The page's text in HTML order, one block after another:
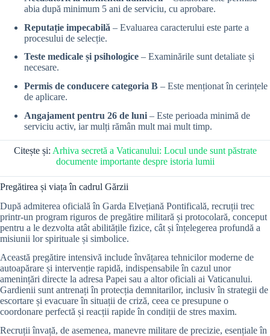
abia după minimum 5 ani de serviciu, cu aprobare.
Reputație impecabilă – Evaluarea caracterului este parte a
procesului de selecție.
Teste medicale și psihologice – Examinările sunt detaliate și
necesare.
Permis de conducere categoria B – Este menționat în cerințele
de aplicare.
Angajament pentru 26 de luni – Este perioada minimă de
serviciu activ, iar mulți rămân mult mai mult timp.
Citește și: Arhiva secretă a Vaticanului: Locul unde sunt păstrate
documente importante despre istoria lumii
Pregătirea și viața în cadrul Gărzii
După admiterea oficială în Garda Elvețiană Pontificală, recruții trec
printr-un program riguros de pregătire militară și protocolară, conceput
pentru a le dezvolta atât abilitățile fizice, cât și înțelegerea profundă a
misiunii lor spirituale și simbolice.
Această pregătire intensivă include învățarea tehnicilor moderne de
autoapărare și intervenție rapidă, indispensabile în cazul unor
amenințări directe la adresa Papei sau a altor oficiali ai Vaticanului.
Gardienii sunt antrenați în protecția demnitarilor, inclusiv în strategii de
escortare și evacuare în situații de criză, ceea ce presupune o
coordonare perfectă și reacții rapide în condiții de stres maxim.
Recruții învață, de asemenea, manevre militare de precizie, esențiale în